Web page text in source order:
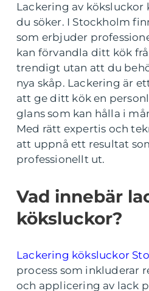
Lackering av köksluckor
du söker. I Stockholm
som erbjuder
kan förvandla ditt kök
trendigt utan att du
nya skåp. Lackering är
att ge ditt kök en
glans som kan hålla i
Med rätt expertis och
att uppnå ett resultat
professionellt ut.
Vad innebär
köksluckor?
Lackering köksluckor
process som inkluderar
och applicering av lack